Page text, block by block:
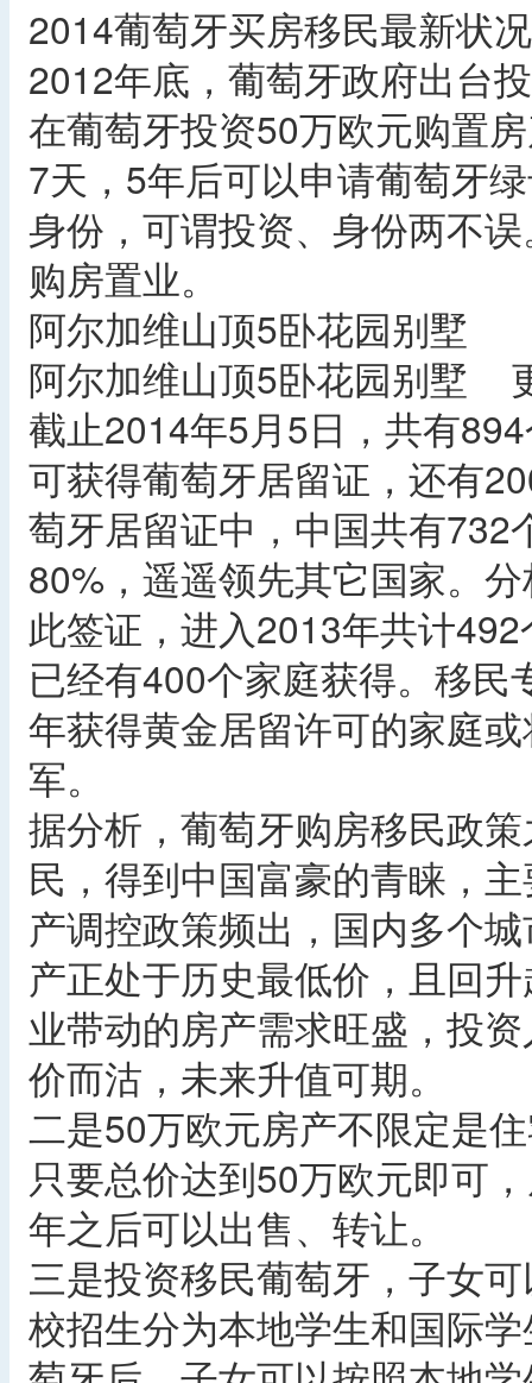
2014葡萄牙买房移民最新状
2012年底，葡萄牙政府出台
在葡萄牙投资50万欧元购置
7天，5年后可以申请葡萄牙
身份，可谓投资、身份两不
购房置业。
阿尔加维山顶5卧花园别墅
阿尔加维山顶5卧花园别墅
截止2014年5月5日，共有
可获得葡萄牙居留证，还有
萄牙居留证中，中国共有732
80%，遥遥领先其它国家。
此签证，进入2013年共计
已经有400个家庭获得。移
年获得黄金居留许可的家庭
军。
据分析，葡萄牙购房移民政
民，得到中国富豪的青睐，
产调控政策频出，国内多个
产正处于历史最低价，且回
业带动的房产需求旺盛，投
价而沽，未来升值可期。
二是50万欧元房产不限定是
只要总价达到50万欧元即可
年之后可以出售、转让。
三是投资移民葡萄牙，子女
校招生分为本地学生和国际